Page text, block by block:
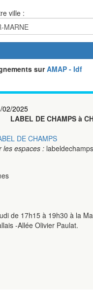
ville :
surAMAP - Idf
02/2025
LABEL DE CHAMPS à
DE CHAMPS
les espaces :
de 17h15 à 19h30 à la
-Allée Olivier Paulat.